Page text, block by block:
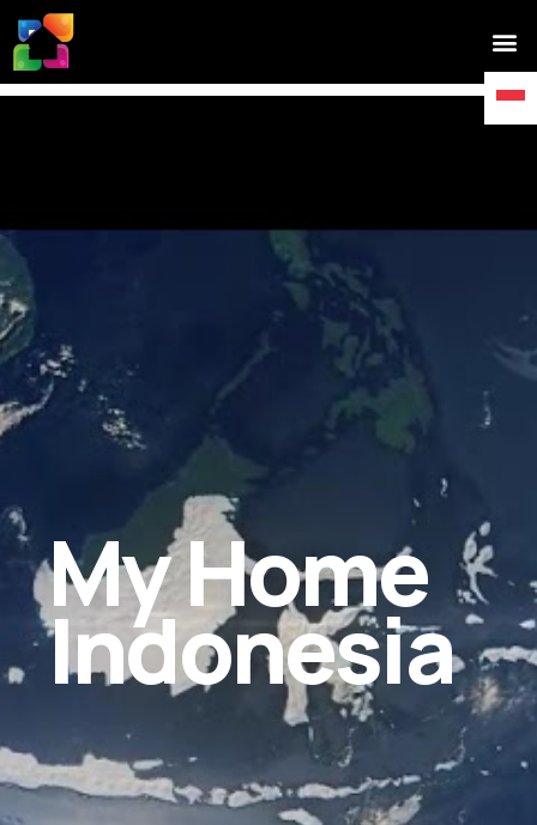
My Home
Indonesia